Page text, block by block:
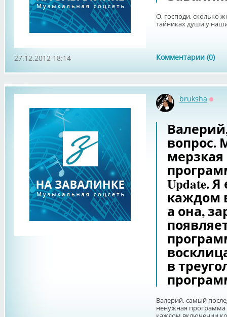
О, господи, сколько
тайниках души у
Комментарии (0)
27.12.2012 18:14
bruksha
вопрос.
Update.
каждом
а она,
в
Валерий, самый
ненужная программа